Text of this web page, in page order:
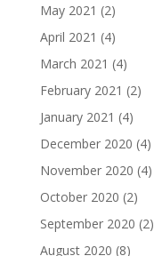
May 2021 (2)
April 2021 (4)
March 2021 (4)
February 2021 (2)
January 2021 (4)
December 2020 (4)
November 2020 (4)
October 2020 (2)
September 2020 (2)
August 2020 (8)